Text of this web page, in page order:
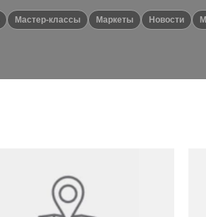
Мастер-классы маркеты новости